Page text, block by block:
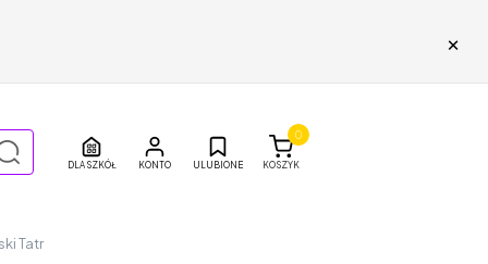
×
DLA SZKÓŁ ULUBIONE KOSZYK
0
Tatr